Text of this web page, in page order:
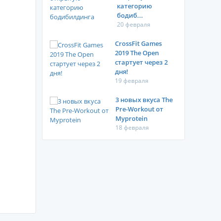
категорию
бодиб...
20 февраля
CrossFit Games
2019 The Open
стартует через 2
дня!
19 февраля
3 новых вкуса The
Pre-Workout от
Myprotein
18 февраля